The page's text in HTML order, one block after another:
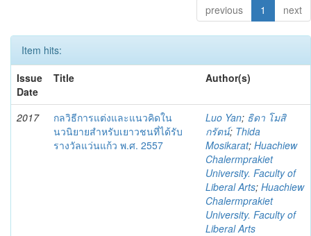
previous 1 next
Item hits:
Issue
Date
Title Author(s)
2017
กลวิธีการแต่งและแนวคิดใน
นวนิยายสำหรับเยาวชนที่ได้รับ
รางวัลแว่นแก้ว พ.ศ. 2557
Luo Yan; ธิดา โมสิ
กรัตน์; Thida
Mosikarat; Huachiew
Chalermprakiet
University. Faculty of
Liberal Arts; Huachiew
Chalermprakiet
University. Faculty of
Liberal Arts